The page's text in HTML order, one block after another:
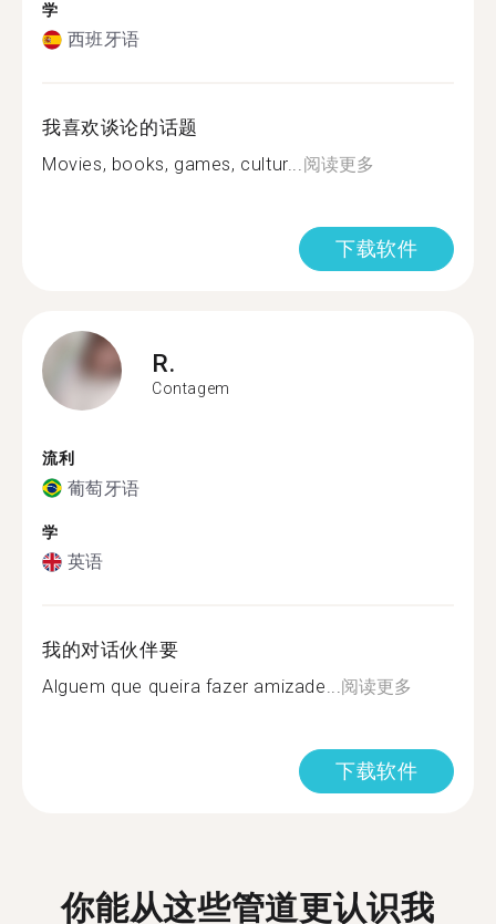
学
西班牙语
我喜欢谈论的话题
Movies, books, games, cultur...阅读更多
下载软件
R.
Contagem
流利
葡萄牙语
学
英语
我的对话伙伴要
Alguem que queira fazer amizade...阅读更多
下载软件
你能从这些管道更认识我